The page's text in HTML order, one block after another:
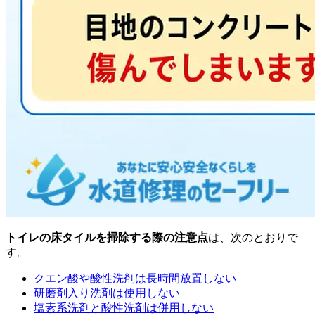
トイレの床タイルを掃除する際の注意点は、次のとおりで
す。
クエン酸や酸性洗剤は長時間放置しない
研磨剤入り洗剤は使用しない
塩素系洗剤と酸性洗剤は併用しない